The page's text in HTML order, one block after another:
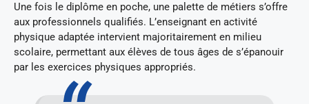
Une fois le diplôme en poche, une palette de métiers s’offre
aux professionnels qualifiés. L’enseignant en activité
physique adaptée intervient majoritairement en milieu
scolaire, permettant aux élèves de tous âges de s’épanouir
par les exercices physiques appropriés.